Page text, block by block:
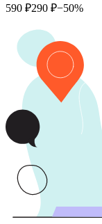
590 ₽290 ₽−50%